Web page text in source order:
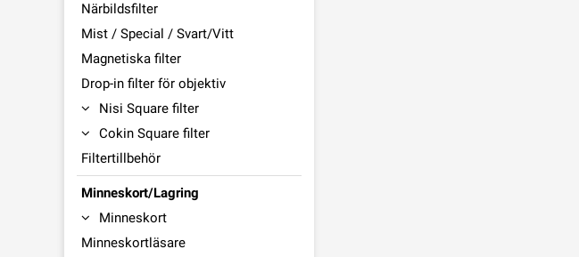
Närbildsfilter
Mist / Special / Svart/Vitt
Magnetiska filter
Drop-in filter för objektiv
Nisi Square filter
Cokin Square filter
Filtertillbehör
Minneskort/Lagring
Minneskort
Minneskortläsare